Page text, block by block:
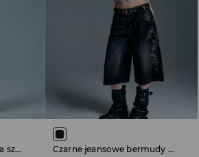
Biały top z wiązaniem na szyi w kropki
Czarne jeansowe bermudy z motywem tribal